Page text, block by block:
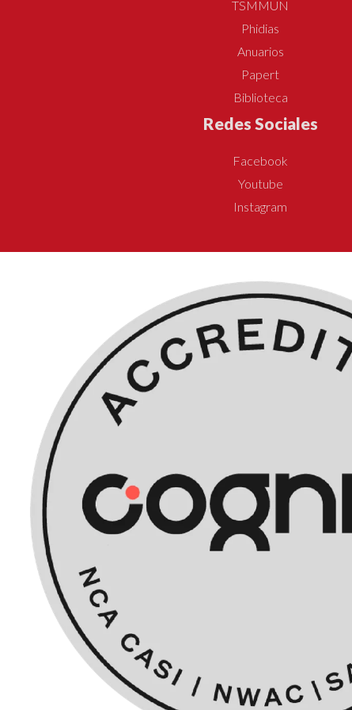
TSMMUN
Phidias
Anuarios
Papert
Biblioteca
Redes Sociales
Facebook
Youtube
Instagram